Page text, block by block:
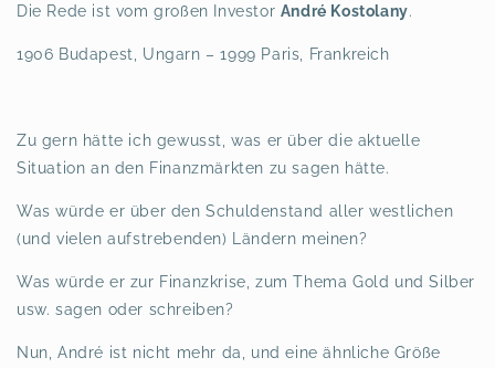
Die Rede ist vom großen Investor André Kostolany.
1906 Budapest, Ungarn – 1999 Paris, Frankreich
Zu gern hätte ich gewusst, was er über die aktuelle
Situation an den Finanzmärkten zu sagen hätte.
Was würde er über den Schuldenstand aller westlichen
(und vielen aufstrebenden) Ländern meinen?
Was würde er zur Finanzkrise, zum Thema Gold und Silber
usw. sagen oder schreiben?
Nun, André ist nicht mehr da, und eine ähnliche Größe